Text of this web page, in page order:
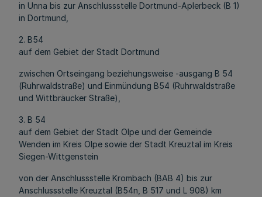
in Unna bis zur Anschlussstelle Dortmund-Aplerbeck (B 1)
in Dortmund,
2. B54
auf dem Gebiet der Stadt Dortmund
zwischen Ortseingang beziehungsweise -ausgang B 54
(Ruhrwaldstraße) und Einmündung B54 (Ruhrwaldstraße
und Wittbräucker Straße),
3. B 54
auf dem Gebiet der Stadt Olpe und der Gemeinde
Wenden im Kreis Olpe sowie der Stadt Kreuztal im Kreis
Siegen-Wittgenstein
von der Anschlussstelle Krombach (BAB 4) bis zur
Anschlussstelle Kreuztal (B54n, B 517 und L 908) km